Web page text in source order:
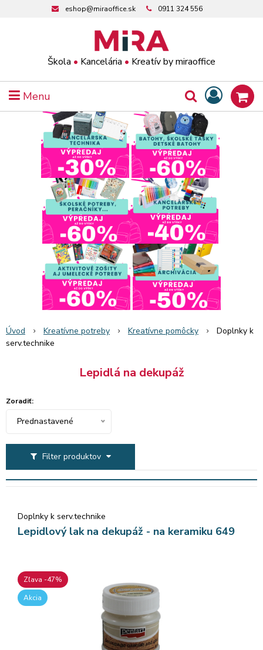
Škola • Kancelária • Kreatív by miraoffice
eshop@miraoffice.sk 0911 324 556
Menu
Úvod Kreatívne potreby Kreatívne pomôcky
Doplnky k
serv.technike
Lepidlá na dekupáž
Filter produktov
Zoradiť:
Prednastavené
Doplnky k serv.technike
Lepidlový lak na dekupáž - na keramiku 649
Zľava -47%
Akcia